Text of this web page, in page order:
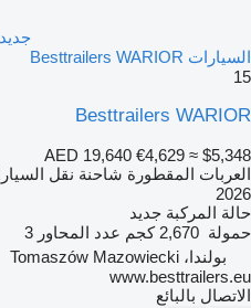
السيارات Besttrailers WARIOR
15
Besttrailers WARIOR
AED 19,640 €4,629 ≈ $5,348
العربات المقطورة شاحنة نقل
2026
حالة المركبة جديد
حمولة 2,670 كجم عدد المحاور 3
بولندا، Tomaszów Mazowiecki
www.besttrailers.eu
الاتصال بالبائع